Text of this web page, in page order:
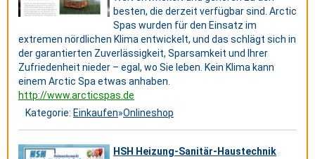
besten, die derzeit verfügbar sind. Arctic
Spas wurden für den Einsatz im
extremen nördlichen Klima entwickelt, und das schlägt sich in
der garantierten Zuverlässigkeit, Sparsamkeit und Ihrer
Zufriedenheit nieder – egal, wo Sie leben. Kein Klima kann
einem Arctic Spa etwas anhaben.
http://www.arcticspas.de
Kategorie: Einkaufen»Onlineshop
HSH Heizung-Sanitär-Haustechnik